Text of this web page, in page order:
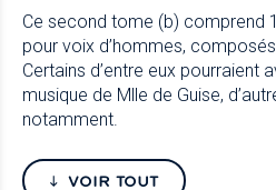
Ce second tome (b) comprend
pour voix d’hommes,
Certains d’entre eux pourraient
musique de Mlle de Guise,
notamment.
VOIR TOUT